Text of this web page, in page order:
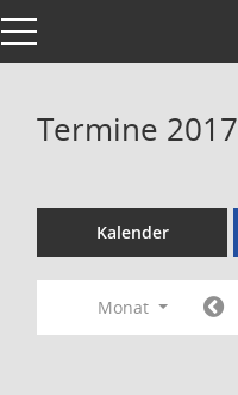
Toggle navigation
Termine 2017
Kalender
Monat